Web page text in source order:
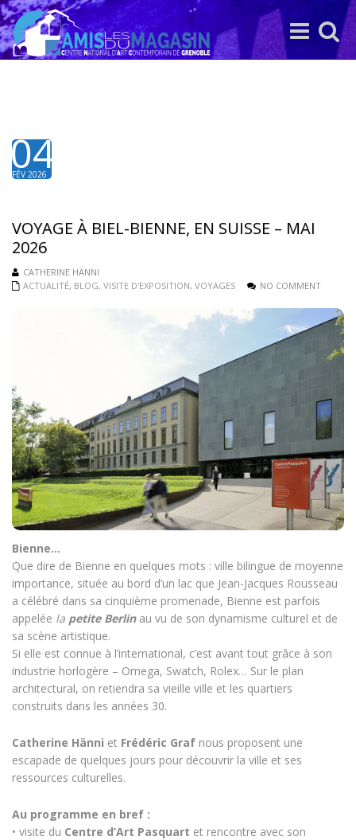
Toggle
search
Toggle
navigation
04
FÉV 2026
VOYAGE À BIEL-BIENNE, EN SUISSE – MAI
2026
CATHERINE HÄNNI
ACTUALITÉ, BLOG, VISITE D'EXPOSITION, VOYAGES NO COMMENT
Bienne…
Que dire de Bienne en quelques mots : ville bilingue de moyenne
importance, située au bord d’un lac que Jean-Jacques Rousseau
a célébré dans sa cinquième promenade, Bienne est parfois
appelée la petite Berlinau vu de son dynamisme culturel et de
sa scène artistique.
Si elle est connue à l’international, c’est avant tout grâce à son
industrie horlogère – Omega, Swatch, Rolex… Sur le plan
architectural, on retiendra sa vieille ville et les quartiers
construits dans les années 30.
Catherine Hänni et Frédéric Graf nous proposent une
escapade de quelques jours pour découvrir la ville et ses
ressources culturelles.
Au programme en bref :
• visite du Centre d’Art Pasquart et rencontre avec son